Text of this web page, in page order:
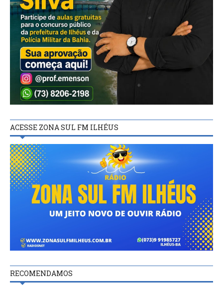
ACESSE ZONA SUL FM ILHÉUS
RECOMENDAMOS